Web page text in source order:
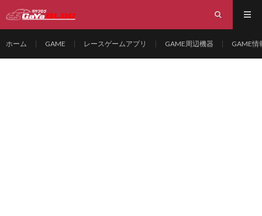
ホーム GAME レースゲームアプリ GAME周辺機器 GAME情